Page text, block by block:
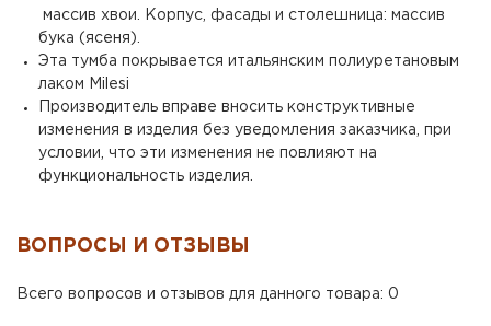
массив хвои. Корпус, фасады и столешница: массив
бука (ясеня).
Эта тумба покрывается итальянским полиуретановым
лаком Milesi
Производитель вправе вносить конструктивные
изменения в изделия без уведомления заказчика, при
условии, что эти изменения не повлияют на
функциональность изделия.
ВОПРОСЫ И ОТЗЫВЫ
Всего вопросов и отзывов для данного товара: 0